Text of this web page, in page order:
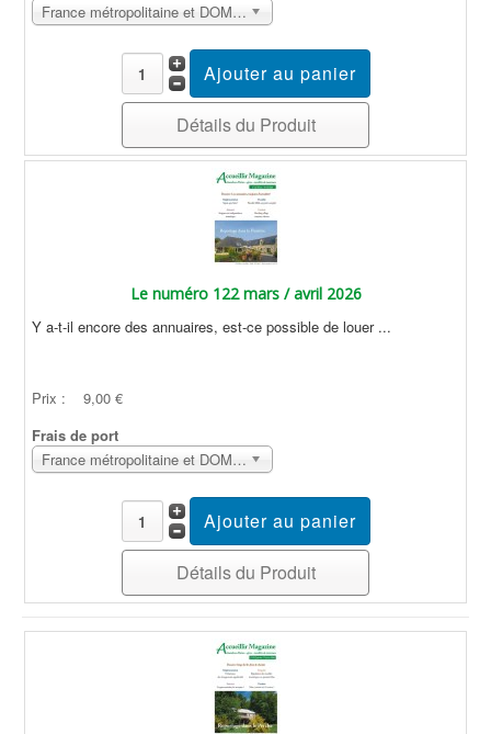
France métropolitaine et DOM Sans surcoût
Détails du Produit
Le numéro 122 mars / avril 2026
Y a-t-il encore des annuaires, est-ce possible de louer ...
Prix :
9,00 €
Frais de port
France métropolitaine et DOM Sans surcoût
Détails du Produit